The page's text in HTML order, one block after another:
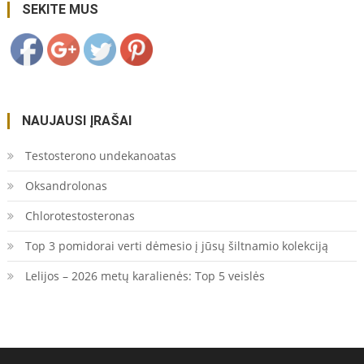
SEKITE MUS
supirkimas/">
NAUJAUSI ĮRAŠAI
Testosterono undekanoatas
Oksandrolonas
Chlorotestosteronas
Top 3 pomidorai verti dėmesio į jūsų šiltnamio kolekciją
Lelijos – 2026 metų karalienės: Top 5 veislės